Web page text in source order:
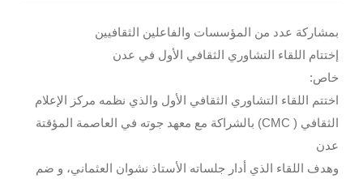
بمشاركة عدد من المؤسسات والفاعلين الثقافيين
إختتام اللقاء التشاوري الثقافي الأول في عدن
خاص:
اختتم اللقاء التشاوري الثقافي الأول والذي نظمه مركز الإعلام
الثقافي ( CMC) بالشراكة مع معهد جوته في العاصمة المؤقتة
عدن
وهدف اللقاء الذي أدار جلساته الأستاذ نشوان العثماني، و ضم